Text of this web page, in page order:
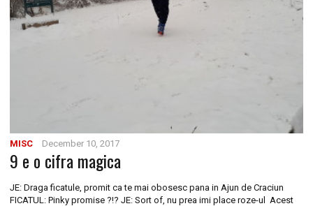
MISC December 10, 2017
9 e o cifra magica
JE: Draga ficatule, promit ca te mai obosesc pana in Ajun de Craciun
FICATUL: Pinky promise ?!? JE: Sort of, nu prea imi place roze-ul Acest